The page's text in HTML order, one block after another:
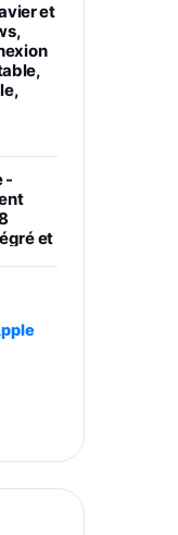
et
-
et
Tiers)